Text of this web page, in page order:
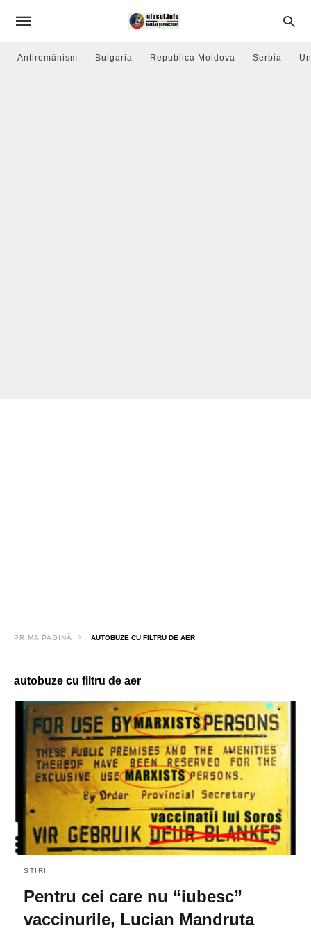
Antiromânism Bulgaria Republica Moldova Serbia
PRIMA PAGINĂ AUTOBUZE CU FILTRU DE AER
autobuze cu filtru de aer
ȘTIRI
Pentru cei care nu “iubesc”
vaccinurile, Lucian Mandruta